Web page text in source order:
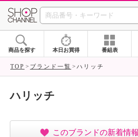
SHOP
商品を探す 本日お買得 番組表
TOP ブランド一覧 ハリッチ
ハリッチ
このブランドの新着情